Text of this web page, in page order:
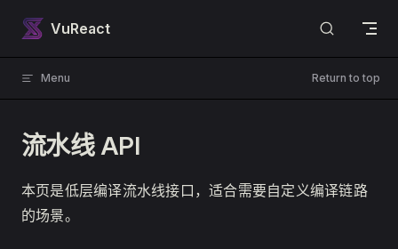
Skip to content
VuReact
Menu Return to top
流水线 API
本页是低层编译流水线接口，适合需要自定义编译链路
的场景。